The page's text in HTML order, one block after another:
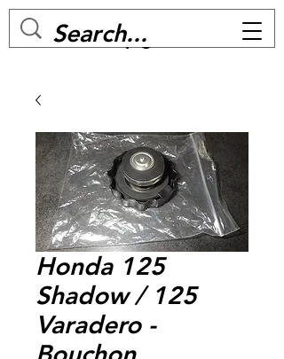
MC BIKE Perpignan
Honda 125
Shadow / 125
Varadero -